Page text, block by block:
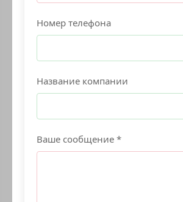
Номер телефона
Название компании
Ваше сообщение *